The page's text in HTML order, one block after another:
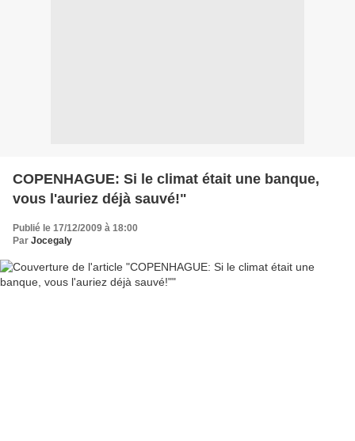
COPENHAGUE: Si le climat était une banque,
vous l'auriez déjà sauvé!"
Publié le 17/12/2009 à 18:00
Par Jocegaly